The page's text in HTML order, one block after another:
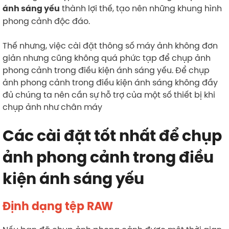
ánh sáng yếu thành lợi thế, tạo nên những khung hình
phong cảnh độc đáo.
Thế nhưng, việc cài đặt thông số máy ảnh không đơn
giản nhưng cũng không quá phức tạp để chụp ảnh
phong cảnh trong điều kiện ánh sáng yếu. Để chụp
ảnh phong cảnh trong điều kiện ánh sáng không đầy
đủ chúng ta nên cần sự hỗ trợ của một số thiết bị khi
chụp ảnh như chân máy
Các cài đặt tốt nhất để chụp
ảnh phong cảnh trong điều
kiện ánh sáng yếu
Định dạng tệp RAW